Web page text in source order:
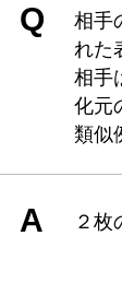
Q 相手
れた
相手
化元
類似
A ２枚